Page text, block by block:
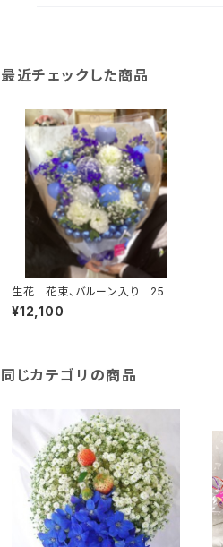
最近チェックした商品
生花 花束、バルーン入り 25
¥12,100
同じカテゴリの商品